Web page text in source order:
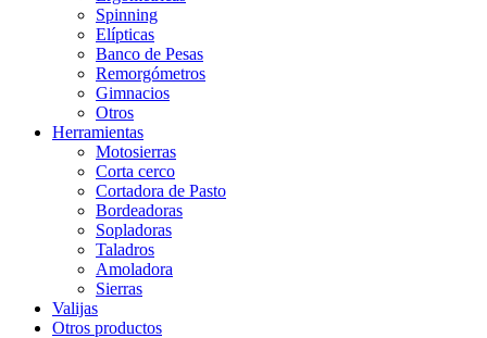
Spinning
Elípticas
Banco de Pesas
Remorgómetros
Gimnacios
Otros
Herramientas
Motosierras
Corta cerco
Cortadora de Pasto
Bordeadoras
Sopladoras
Taladros
Amoladora
Sierras
Valijas
Otros productos